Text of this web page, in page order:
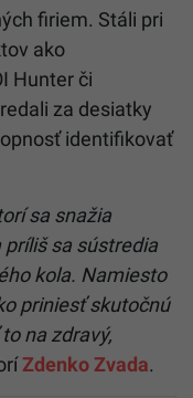
firiem. Stáli pri
ako
Hunter či
za desiatky
identifikovať
sa snažia
sa sústredia
kola. Namiesto
priniesť skutočnú
na zdravý,
Zdenko Zvada.